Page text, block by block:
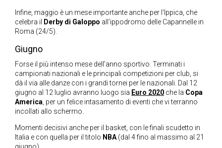
Infine, maggio è un mese importante anche per l’Ippica, che
celebra il
Derby di Galoppo all’ippodromo delle Capannelle in
Roma (24/5).
Giugno
Forse il più intenso mese dell’anno sportivo. Terminati i
campionati nazionali e le principali competizioni per club, si
dà il via alle danze con i grandi tornei per le nazionali. Dal 12
giugno al 12 luglio avranno luogo sia Euro 2020 che la Copa
America, per un felice intasamento di eventi che vi terranno
incollati allo schermo.
Momenti decisivi anche per il basket, con le finali scudetto in
Italia e con quella per il titolo NBA(dal 4 fino al massimo al 21